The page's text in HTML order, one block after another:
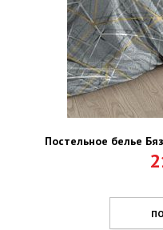
Постельное белье